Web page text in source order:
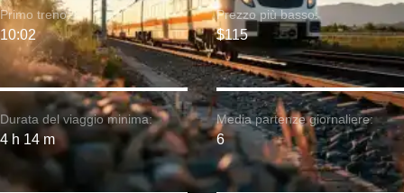
Durata del viaggio minima:
4 h 14 m
Primo treno:
10:02
Prezzo più basso:
$115
Media partenze giornaliere:
6